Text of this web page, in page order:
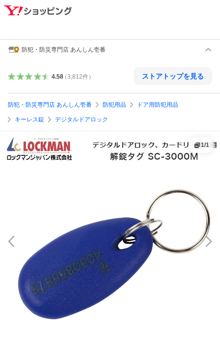
防犯・防災専門店 あんしん壱番
4.58（3,812件） ストアトップを見る
防犯・防災専門店 あんしん壱番 防犯用品 ドア用防犯用品
キーレス錠 デジタルドアロック
1/1